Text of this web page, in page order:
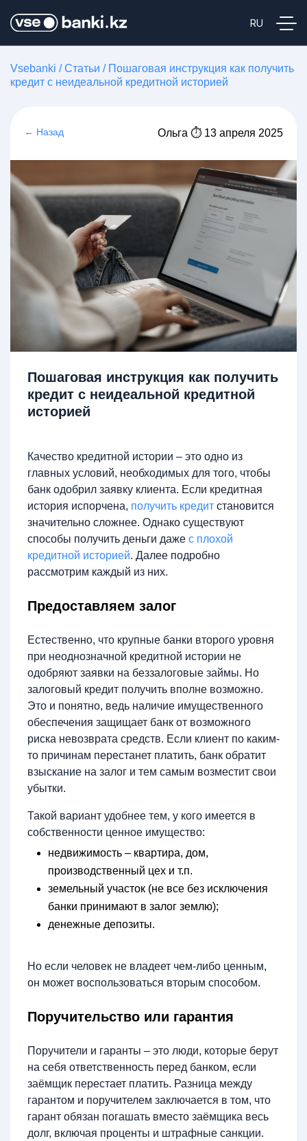
Vsebanki /Статьи / Пошаговая инструкция как получить
кредит с неидеальной кредитной историей
← Назад Ольга ⏱ 13 апреля 2025
Пошаговая инструкция как получить
кредит с неидеальной кредитной
историей
Качество кредитной истории – это одно из
главных условий, необходимых для того, чтобы
банк одобрил заявку клиента. Если кредитная
история испорчена, получить кредит становится
значительно сложнее. Однако существуют
способы получить деньги даже с плохой
кредитной историей. Далее подробно
рассмотрим каждый из них.
Предоставляем залог
Естественно, что крупные банки второго уровня
при неоднозначной кредитной истории не
одобряют заявки на беззалоговые займы. Но
залоговый кредит получить вполне возможно.
Это и понятно, ведь наличие имущественного
обеспечения защищает банк от возможного
риска невозврата средств. Если клиент по каким-
то причинам перестанет платить, банк обратит
взыскание на залог и тем самым возместит свои
убытки.
Такой вариант удобнее тем, у кого имеется в
собственности ценное имущество:
недвижимость – квартира, дом,
производственный цех и т.п.
земельный участок (не все без исключения
банки принимают в залог землю);
денежные депозиты.
Но если человек не владеет чем-либо ценным,
он может воспользоваться вторым способом.
Поручительство или гарантия
Поручители и гаранты – это люди, которые берут
на себя ответственность перед банком, если
заёмщик перестает платить. Разница между
гарантом и поручителем заключается в том, что
гарант обязан погашать вместо заёмщика весь
долг, включая проценты и штрафные санкции.